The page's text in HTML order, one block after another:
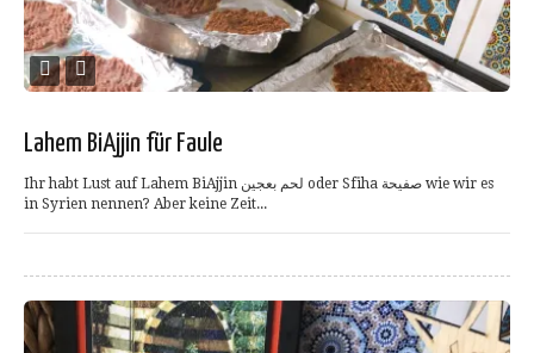
Lahem BiAjjin für Faule
Ihr habt Lust auf Lahem BiAjjin لحم بعجين oder Sfiha صفيحة wie wir es
in Syrien nennen? Aber keine Zeit...